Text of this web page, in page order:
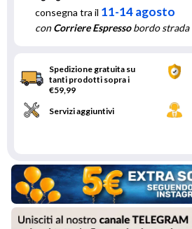
consegna tra il 11-14 agosto
conCorriere Espressobordo strada
Spedizione gratuita su
tanti prodotti sopra i
€59,99
Servizi aggiuntivi